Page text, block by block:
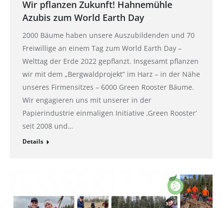
Wir pflanzen Zukunft! Hahnemühle
Azubis zum World Earth Day
2000 Bäume haben unsere Auszubildenden und 70
Freiwillige an einem Tag zum World Earth Day –
Welttag der Erde 2022 gepflanzt. Insgesamt pflanzen
wir mit dem „Bergwaldprojekt“ im Harz – in der Nähe
unseres Firmensitzes – 6000 Green Rooster Bäume.
Wir engagieren uns mit unserer in der
Papierindustrie einmaligen Initiative ‚Green Rooster‘
seit 2008 und…
Details